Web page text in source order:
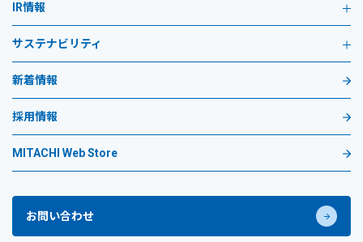
IR情報
サステナビリティ
新着情報
採用情報
MITACHI Web Store
お問い合わせ